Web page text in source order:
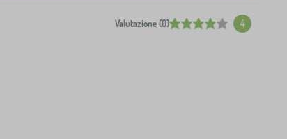
Valutazione (0) 4